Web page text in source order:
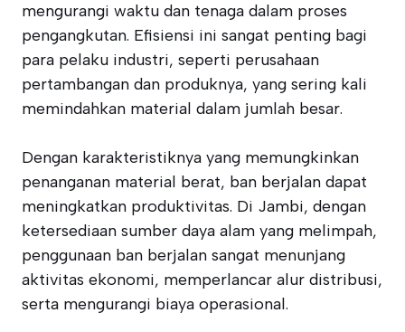
mengurangi waktu dan tenaga dalam proses
pengangkutan. Efisiensi ini sangat penting bagi
para pelaku industri, seperti perusahaan
pertambangan dan produknya, yang sering kali
memindahkan material dalam jumlah besar.
Dengan karakteristiknya yang memungkinkan
penanganan material berat, ban berjalan dapat
meningkatkan produktivitas. Di Jambi, dengan
ketersediaan sumber daya alam yang melimpah,
penggunaan ban berjalan sangat menunjang
aktivitas ekonomi, memperlancar alur distribusi,
serta mengurangi biaya operasional.